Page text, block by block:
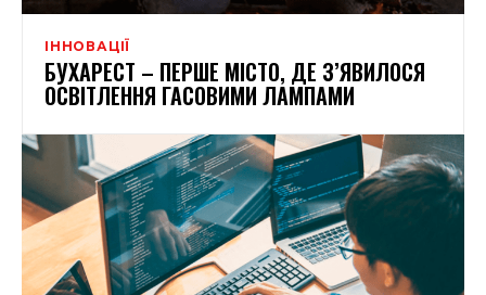
ІННОВАЦІЇ
БУХАРЕСТ – ПЕРШЕ МІСТО, ДЕ З’ЯВИЛОСЯ
ОСВІТЛЕННЯ ГАСОВИМИ ЛАМПАМИ